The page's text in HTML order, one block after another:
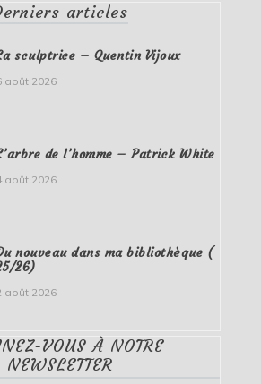
articles
sculptrice – Quentin Vijoux
août 2026
de l’homme – Patrick White
août 2026
nouveau dans ma bibliothèque (
26)
août 2026
VOUS À NOTRE
NEWSLETTER